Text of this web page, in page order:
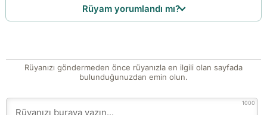
Rüyam yorumlandı mı?
Rüyanızı göndermeden önce rüyanızla en ilgili olan sayfada
bulunduğunuzdan emin olun.
1000